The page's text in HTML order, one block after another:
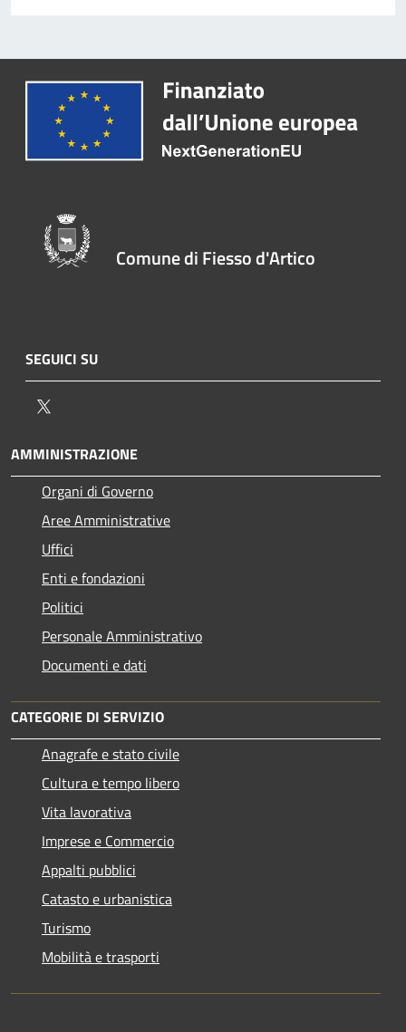
Comune di Fiesso d'Artico
SEGUICI SU
AMMINISTRAZIONE
Organi di Governo
Aree Amministrative
Uffici
Enti e fondazioni
Politici
Personale Amministrativo
Documenti e dati
CATEGORIE DI SERVIZIO
Anagrafe e stato civile
Cultura e tempo libero
Vita lavorativa
Imprese e Commercio
Appalti pubblici
Catasto e urbanistica
Turismo
Mobilità e trasporti